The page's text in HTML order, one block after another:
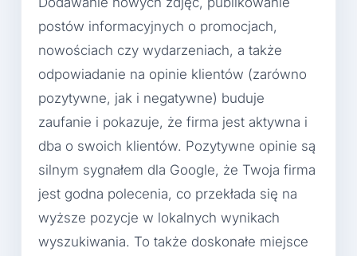
postów informacyjnych o promocjach,
nowościach czy wydarzeniach, a także
odpowiadanie na opinie klientów (zarówno
pozytywne, jak i negatywne) buduje
zaufanie i pokazuje, że firma jest aktywna i
dba o swoich klientów. Pozytywne opinie są
silnym sygnałem dla Google, że Twoja firma
jest godna polecenia, co przekłada się na
wyższe pozycje w lokalnych wynikach
wyszukiwania. To także doskonałe miejsce